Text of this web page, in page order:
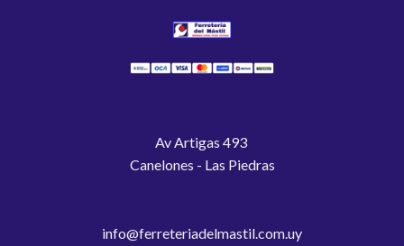
Av Artigas 493
Canelones - Las Piedras
info@ferreteriadelmastil.com.uy